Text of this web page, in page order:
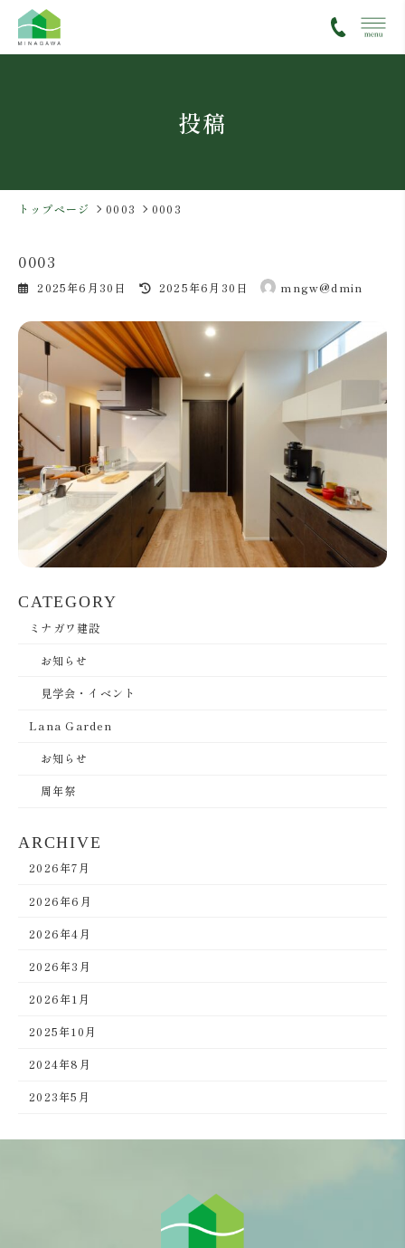
テ
ゲ
投稿
トップページ 0003 0003
0003
2025年6月30日
最
新
日
時
:
2025年6月30日 mngw@dmin
CATEGORY
ミナガワ建設
お知らせ
見学会・イベント
Lana Garden
お知らせ
周年祭
ARCHIVE
2026年7月
2026年6月
2026年4月
2026年3月
2026年1月
2025年10月
2024年8月
2023年5月